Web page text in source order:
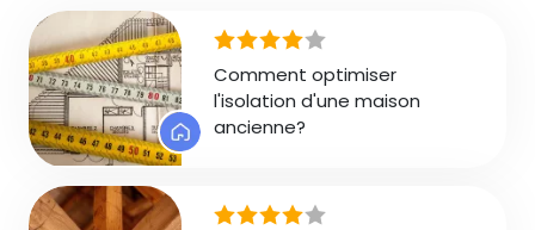
Comment optimiser
l'isolation d'une maison
ancienne?